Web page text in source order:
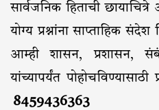
सार्वजनिक हिताची
योग्य प्रश्नांना साप्ताहिक
आम्ही शासन, प्रशासन,
यांच्यापर्यंत
8459436363